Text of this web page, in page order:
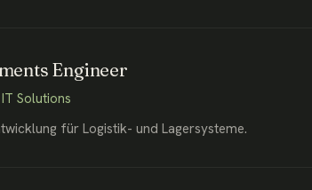
Engineer
Solutions
für Logistik- und Lagersysteme.